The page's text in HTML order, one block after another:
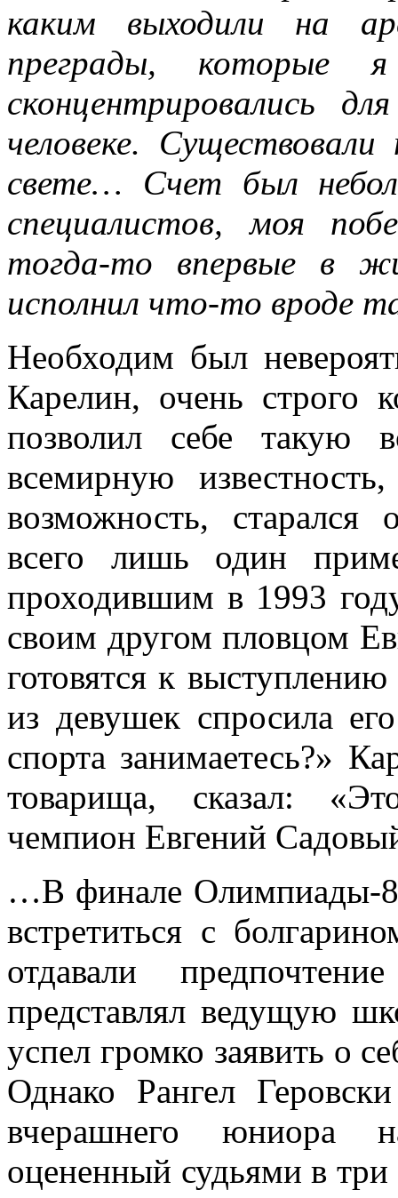
каким выходили на
преграды, которые
сконцентрировались
человеке.
свете… Счет был
специалистов, моя
тогда-то впервые в
исполнил что-то вроде
Необходим был
Карелин, очень строго
позволил себе такую
всемирную
возможность, старался
всего лишь один
проходившим в 1993
своим другом пловцом
готовятся к
из девушек спросила
спорта занимаетесь?»
товарища, сказал:
чемпион Евгений
…В финале Олимпиады-
встретиться с
отдавали
представлял ведущую
успел громко заявить о
Однако Рангел
вчерашнего юниора
оцененный судьями в